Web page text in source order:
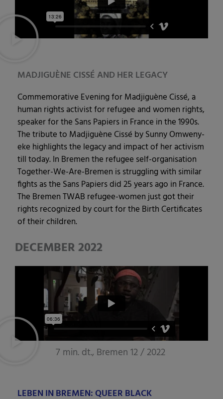
MADJIGUÈNE CISSÉ AND HER LEGACY
Com­me­mo­ra­ti­ve Evening for Mad­ji­guè­ne Cis­sé, a
human rights acti­vist for refu­gee and women rights,
spea­k­er for the Sans Papiers in France in the 1990s.
The tri­bu­te to Mad­ji­guè­ne Cis­sé by Sun­ny Omwe­ny­
e­ke high­lights the lega­cy and impact of her acti­vism
till today. In Bre­men the refu­gee self-orga­ni­sa­ti­on
Tog­e­ther-We-Are-Bre­men is strugg­ling with simi­lar
fights as the Sans Papiers did 25 years ago in France.
The Bre­men TWAB refu­gee-women just got their
rights reco­gni­zed by court for the Birth Cer­ti­fi­ca­tes
of their children.
DECEMBER 2022
7 min. dt., Bremen 12 / 2022
LEBEN IN BREMEN: QUEER BLACK